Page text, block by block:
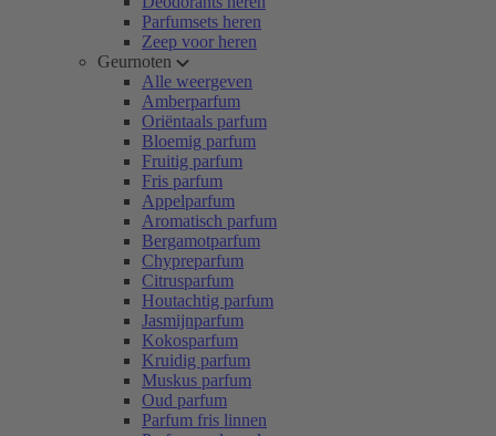
Parfumsets heren
Zeep voor heren
Geurnoten
Alle weergeven
Amberparfum
Oriëntaals parfum
Bloemig parfum
Fruitig parfum
Fris parfum
Appelparfum
Aromatisch parfum
Bergamotparfum
Chypreparfum
Citrusparfum
Houtachtig parfum
Jasmijnparfum
Kokosparfum
Kruidig parfum
Muskus parfum
Oud parfum
Parfum fris linnen